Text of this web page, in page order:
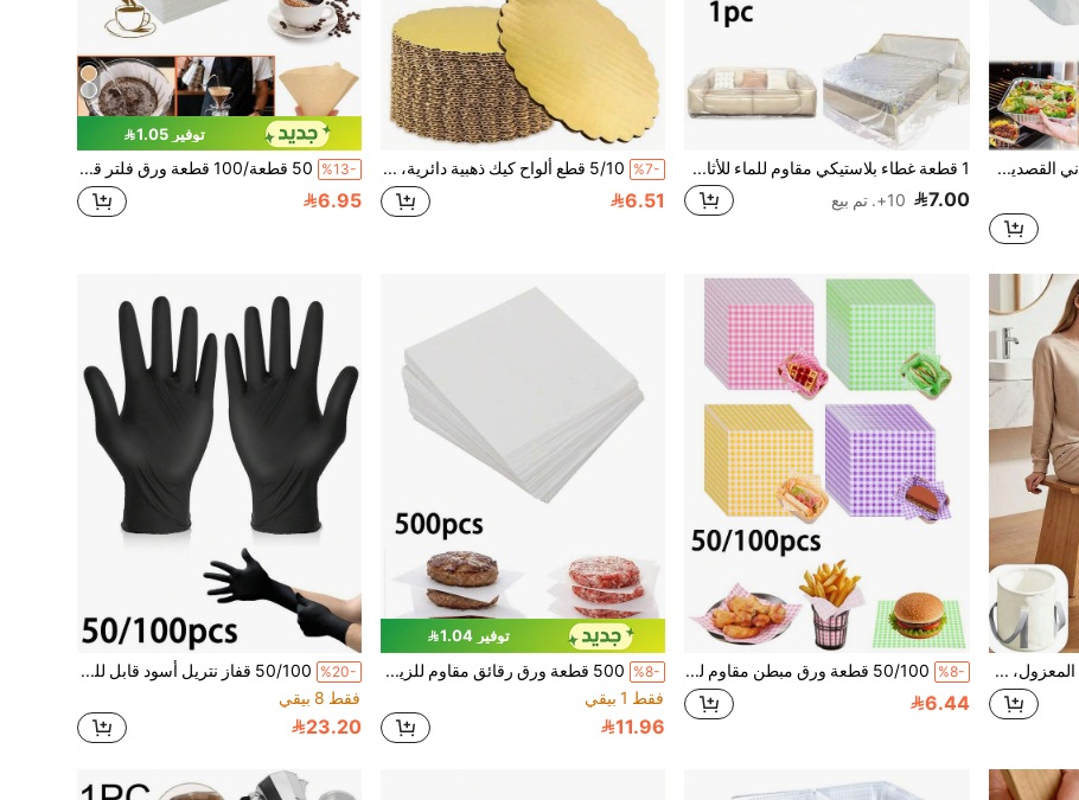
5/15 مجموعات من أواني القصدير مع الأغطية، حاويات ألومنيوم للشواء 2.25 رطل (8.5 بوصة * 6 بوصات)، حاويات طعام قابلة للتخلص منها رائعة، صواني الخبز، سميكة ومقاومة للحرارة العالية، للطهي والخبز وتحضير الوجبات والوجبات السريعة والتجميد وحاويات التنقل والتسخين والتخزين والحفلات
1 قطعة غطاء بلاستيكي مقاوم للماء للأثاث، غطاء تخزين شفاف مقاوم للغبار للأريكة، غطاء حماية للأريكة والأثاث مقاوم للعفن، مناسب للسرير والأريكة وكرسي الاسترخاء، العودة إلى المدرسة، مستلزمات المنزل، أساسيات السفر، التخزين طويل الأمد، الرسم والتجديد
7.00 10+. تم بيع
%7- 5/10 قطع ألواح كيك ذهبية دائرية، مقاسات 6 بوصة، 8 بوصة، 10 بوصة، 12 بوصة، من الورق المقوى السميك المقاوم للدهون والآمن غذائيًا، أطباق مطلية بحافة متموجة متينة، مناسبة للموس والكاب كيك DIY وتزيين الحلويات والزفاف وأعياد الميلاد ومستلزمات الخبز وعرض الحرف اليدوية وعيد الحب والكيك والبيتزا
6.51
توفير 1.05
%13- 50 قطعة/100 قطعة ورق فلتر قهوة مخروطي V01، ورق فلتر قهوة على شكل V، ورق فلتر قهوة V02 للصب، ورق فلتر قهوة وشاي، مناسب لأكواب الفلتر المخروطي وآلات صنع القهوة بالتنقيط، مناسب لآلات صنع القهوة بالصب والتنقيط، 1-2 كوب، 2-4 كوب (أبيض، بني)
6.95
1 قطعة دلو حمام القدم المعزول، حجمان، قابل للطي ومحمول وقابل لإعادة الاستخدام، تخزين متعدد الوظائف لمنتجات العناية الشخصية، مناسب لحمام السبا المنزلي، حوض غسل القدم للسفر والتخييم، دلو نقع القدم في الهواء الطلق، مناسب أيضًا للرياضة والأنشطة الخارجية والاستخدام المنزلي %8- 50/100 قطعة ورق مبطن مقاوم للدهون للسندويشات، ورق تغليف بأربعة ألوان، ورق شمعي مربع غير لاصق، ورق شمعي قابل للتخلص منه للطعام المطهو، تغليف طعام مقاوم للدهون، للمخبز والسندويشات والهمبرغر والهوت دوغ والبوريتو والبطاطس المقلية والنزهات وحفلات الشواء
6.44
توفير 1.04
%8-
500 قطعة ورق رقائق مقاوم للزيت، مربعات ورق رقائق مقطعة مسبقًا، ورق أبيض مقاوم للحرارة غير لاصق، ورق صغير لفطائر الهامبرغر، فاصل فطائر البرجر، للبسكويت والأطعمة الأخرى، الخبز، غلاف الحلوى، تجميد اللحوم، العجين، خبز البسكويت، الزبدة، الجبن
فقط 1 بيقي
11.96
%20-
50/100 قفاز نتريل أسود قابل للتخلص منه، قفازات تنظيف منزلية متينة خالية من اللاتكس، قفازات مطاطية مانعة للانزلاق للصبغ الشعر والوشم وإصلاح الآلات والتنظيف، حماية اليد متعددة الأغراض، ضرورية للمطبخ
فقط 8 بيقي
23.20